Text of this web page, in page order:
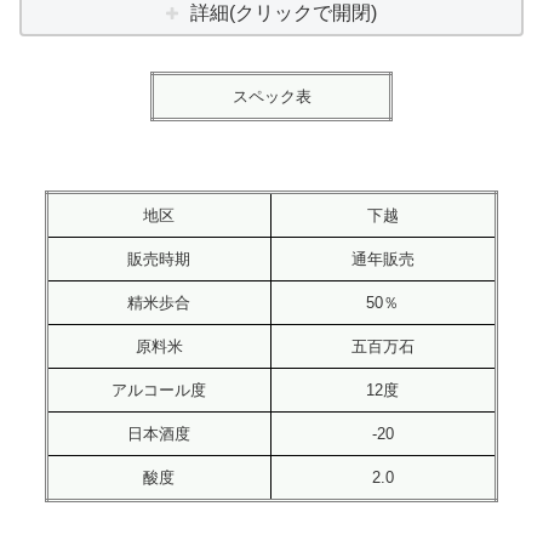
詳細(クリックで開閉)
スペック表
地区 下越
販売時期 通年販売
精米歩合 50％
原料米 五百万石
アルコール度 12度
日本酒度 -20
酸度 2.0